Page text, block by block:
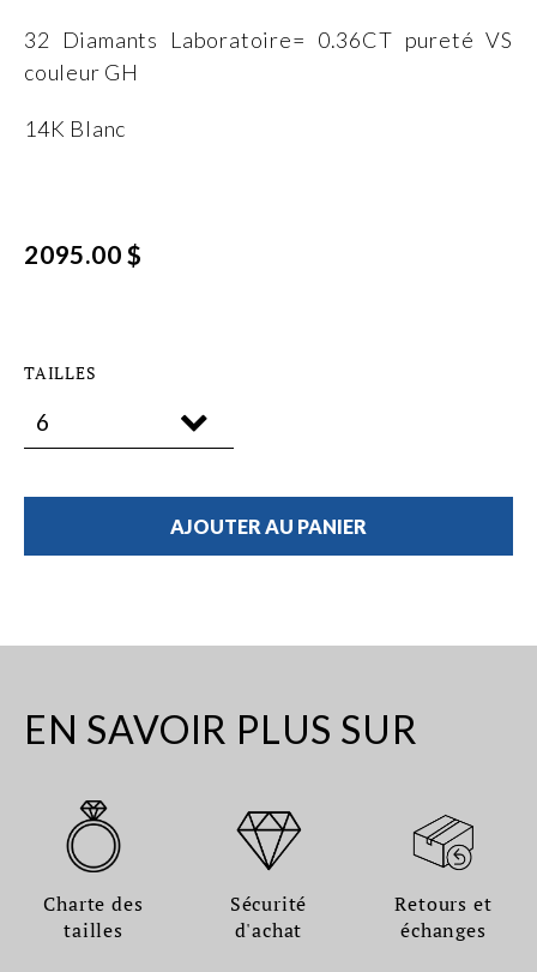
32 Diamants Laboratoire= 0.36CT pureté VS
couleur GH
14K Blanc
2095.00 $
TAILLES
AJOUTER AU PANIER
EN SAVOIR PLUS SUR
Charte des
tailles
Sécurité
d'achat
Retours et
échanges